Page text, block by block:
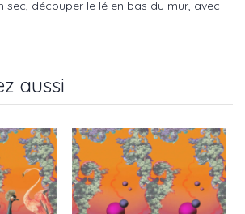
sec, découper le lé en bas du mur, avec
aussi